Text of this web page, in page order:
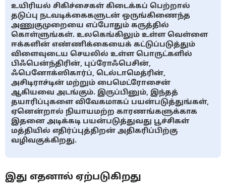
உயிரியல் சிகிச்சைகள் கிடைக்கப் பெற்றால்
தடுப்பு நடவடிக்கைகளுடன் ஒருங்கிணைந்த
அணுகுமுறையை எப்போதும் கருத்தில்
கொள்ளுங்கள். உலகெங்கிலும் உள்ள வெள்ளை
ஈக்களின் எண்ணிக்கையைக் கட்டுப்படுத்தும்
விளைவுடைய செயலில் உள்ள பொருட்களில்
பிஃபென்ந்திரின், புப்ரோஃபெசின்,
ஃபெனோக்ஸிகார்ப், டெல்டாமெத்ரின்,
அசிடிராச்டின் மற்றும் பைமெட்ரோசைன்
ஆகியவை அடங்கும். இருப்பினும், இந்தத்
தயாரிப்புகளை விவேகமாகப் பயன்படுத்துங்கள்,
ஏனென்றால் நியாயமற்ற காரணங்களுக்காக
இதனை அடிக்கடி பயன்படுத்துவது பூச்சிகள்
மத்தியில் எதிர்ப்புத்திறன் அதிகரிப்பிற்கு
வழிவகுக்கிறது.
இது எதனால் ஏற்படுகிறது